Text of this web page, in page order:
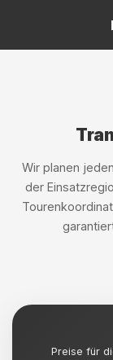
Wir planen
der
Preise für